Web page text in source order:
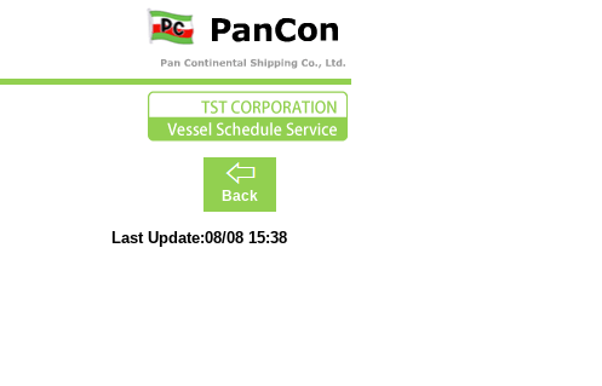
Back
Last Update:08/08 15:38